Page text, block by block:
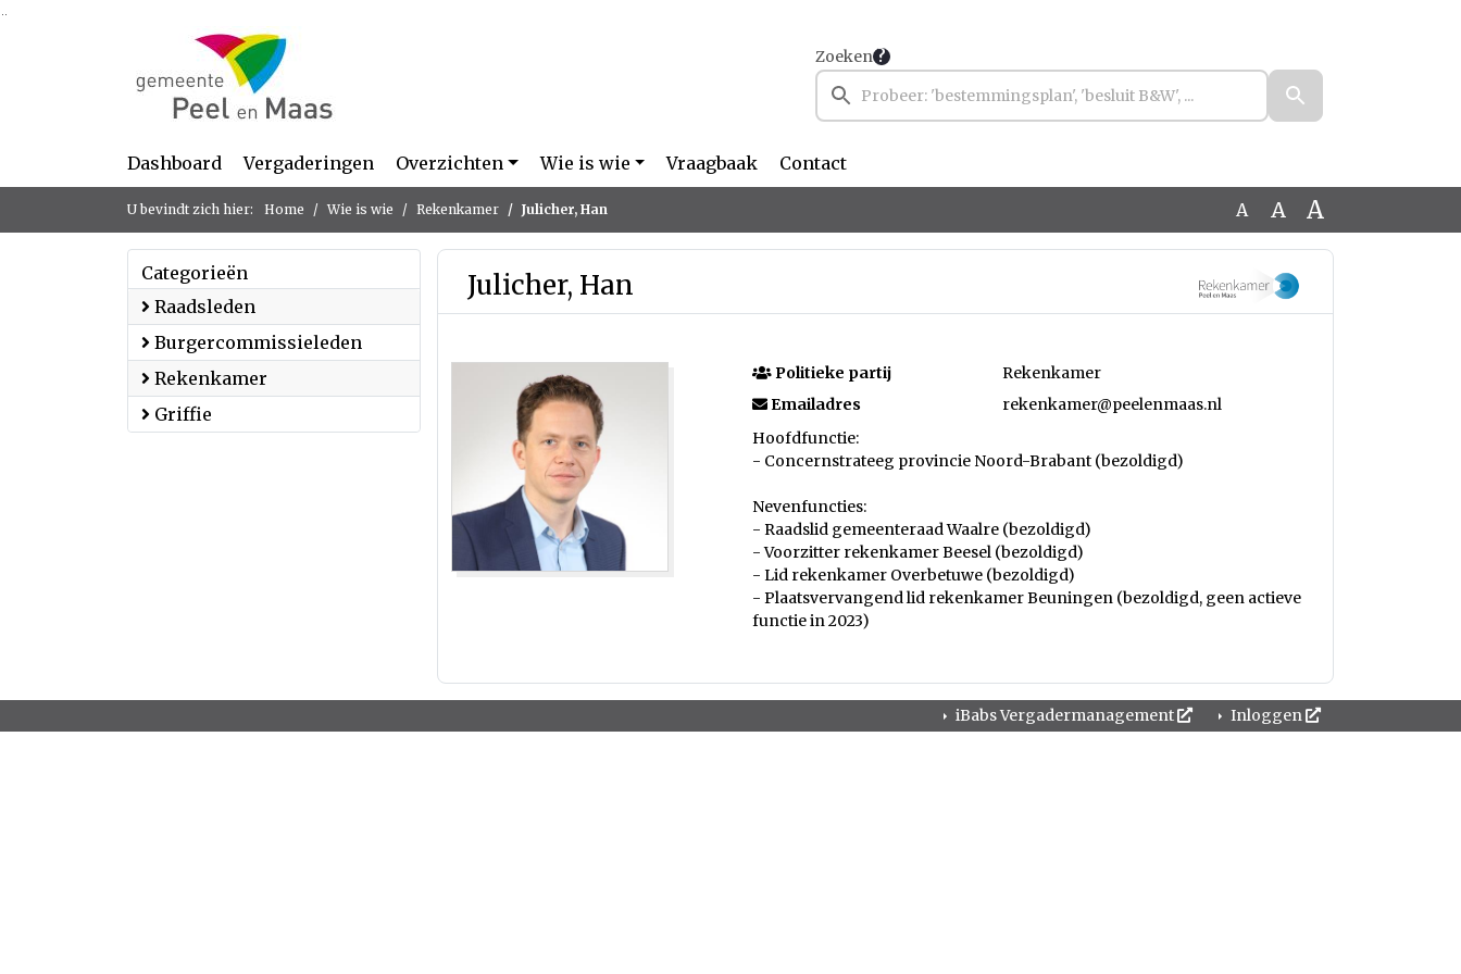
Ga naar de inhoud van deze pagina
Zoeken
Dashboard Vergaderingen Overzichten Wie is wie Vraagbaak Contact
U bevindt zich hier: Home Wie is wie Rekenkamer Julicher, Han A A A
Categorieën
Raadsleden
Burgercommissieleden
Rekenkamer
Griffie
Julicher, Han
Politieke partij
Rekenkamer
Emailadres
rekenkamer@peelenmaas.nl
Hoofdfunctie:
- Concernstrateeg provincie Noord-Brabant (bezoldigd)
Nevenfuncties:
- Raadslid gemeenteraad Waalre (bezoldigd)
- Voorzitter rekenkamer Beesel (bezoldigd)
- Lid rekenkamer Overbetuwe (bezoldigd)
- Plaatsvervangend lid rekenkamer Beuningen (bezoldigd, geen actieve
functie in 2023)
iBabs Vergadermanagement Inloggen